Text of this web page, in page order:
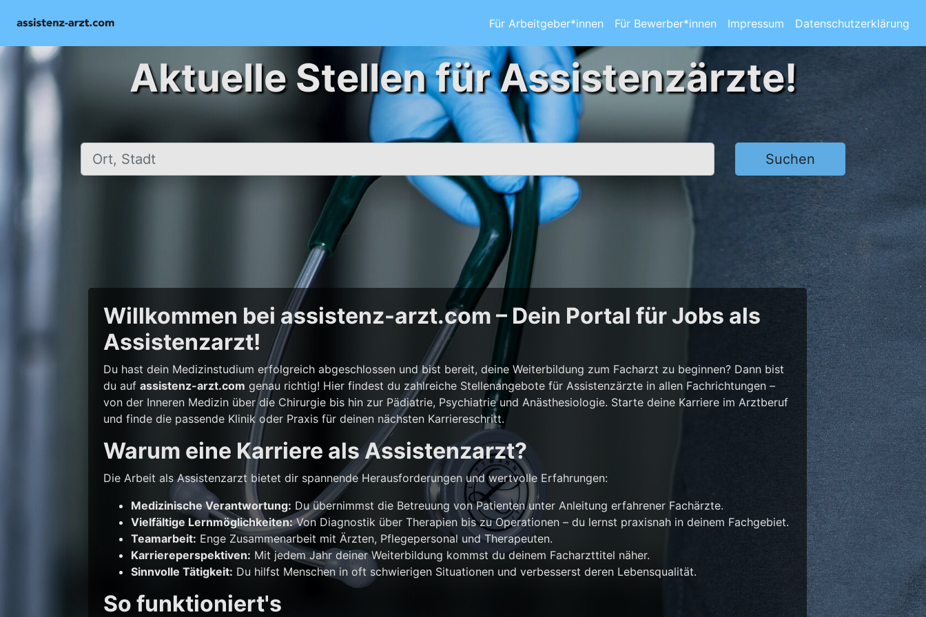
Für Arbeitgeber*innen Für Bewerber*innen Impressum Datenschutzerklärung
Aktuelle Stellen für Assistenzärzte!
Ort, Stadt Suchen
Willkommen bei assistenz-arzt.com – Dein Portal für Jobs als
Assistenzarzt!
Du hast dein Medizinstudium erfolgreich abgeschlossen und bist bereit, deine Weiterbildung zum Facharzt zu beginnen? Dann bist
du aufassistenz-arzt.com genau richtig! Hier findest du zahlreiche Stellenangebote für Assistenzärzte in allen Fachrichtungen –
von der Inneren Medizin über die Chirurgie bis hin zur Pädiatrie, Psychiatrie und Anästhesiologie. Starte deine Karriere im Arztberuf
und finde die passende Klinik oder Praxis für deinen nächsten Karriereschritt.
Warum eine Karriere als Assistenzarzt?
Die Arbeit als Assistenzarzt bietet dir spannende Herausforderungen und wertvolle Erfahrungen:
Medizinische Verantwortung: Du übernimmst die Betreuung von Patienten unter Anleitung erfahrener Fachärzte.
Vielfältige Lernmöglichkeiten:Von Diagnostik über Therapien bis zu Operationen – du lernst praxisnah in deinem Fachgebiet.
Teamarbeit: Enge Zusammenarbeit mit Ärzten, Pflegepersonal und Therapeuten.
Karriereperspektiven: Mit jedem Jahr deiner Weiterbildung kommst du deinem Facharzttitel näher.
Sinnvolle Tätigkeit: Du hilfst Menschen in oft schwierigen Situationen und verbesserst deren Lebensqualität.
So funktioniert's